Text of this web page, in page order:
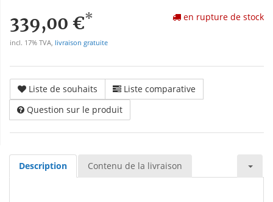
339,00 €*
incl. 17% TVA, livraison gratuite
en rupture de stock
Liste de souhaits
Liste comparative
Question sur le produit
Description Contenu de la livraison